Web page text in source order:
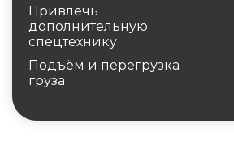
Привлечь
дополнительную
спецтехнику
Подъём и перегрузка
груза